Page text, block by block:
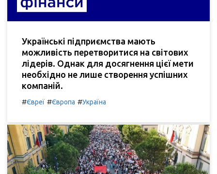
Українські підприємства мають
можливість перетворитися на світових
лідерів. Однак для досягнення цієї мети
необхідно не лише створення успішних
компаній.
#Євреї #Європа #Україна